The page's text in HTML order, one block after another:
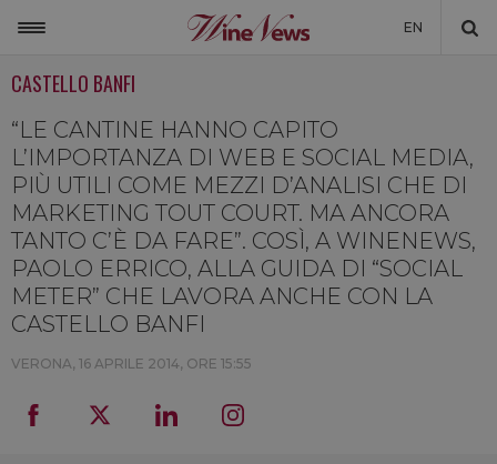
EN
MONDO
NON SOLO VINO
NEWSLETTER
LA CANTINA DI WINENEWS
DICONO DI NOI
CASTELLO BANFI
“LE CANTINE HANNO CAPITO
L’IMPORTANZA DI WEB E SOCIAL MEDIA,
PIÙ UTILI COME MEZZI D’ANALISI CHE DI
MARKETING TOUT COURT. MA ANCORA
TANTO C’È DA FARE”. COSÌ, A WINENEWS,
PAOLO ERRICO, ALLA GUIDA DI “SOCIAL
METER” CHE LAVORA ANCHE CON LA
CASTELLO BANFI
VERONA, 16 APRILE 2014, ORE 15:55